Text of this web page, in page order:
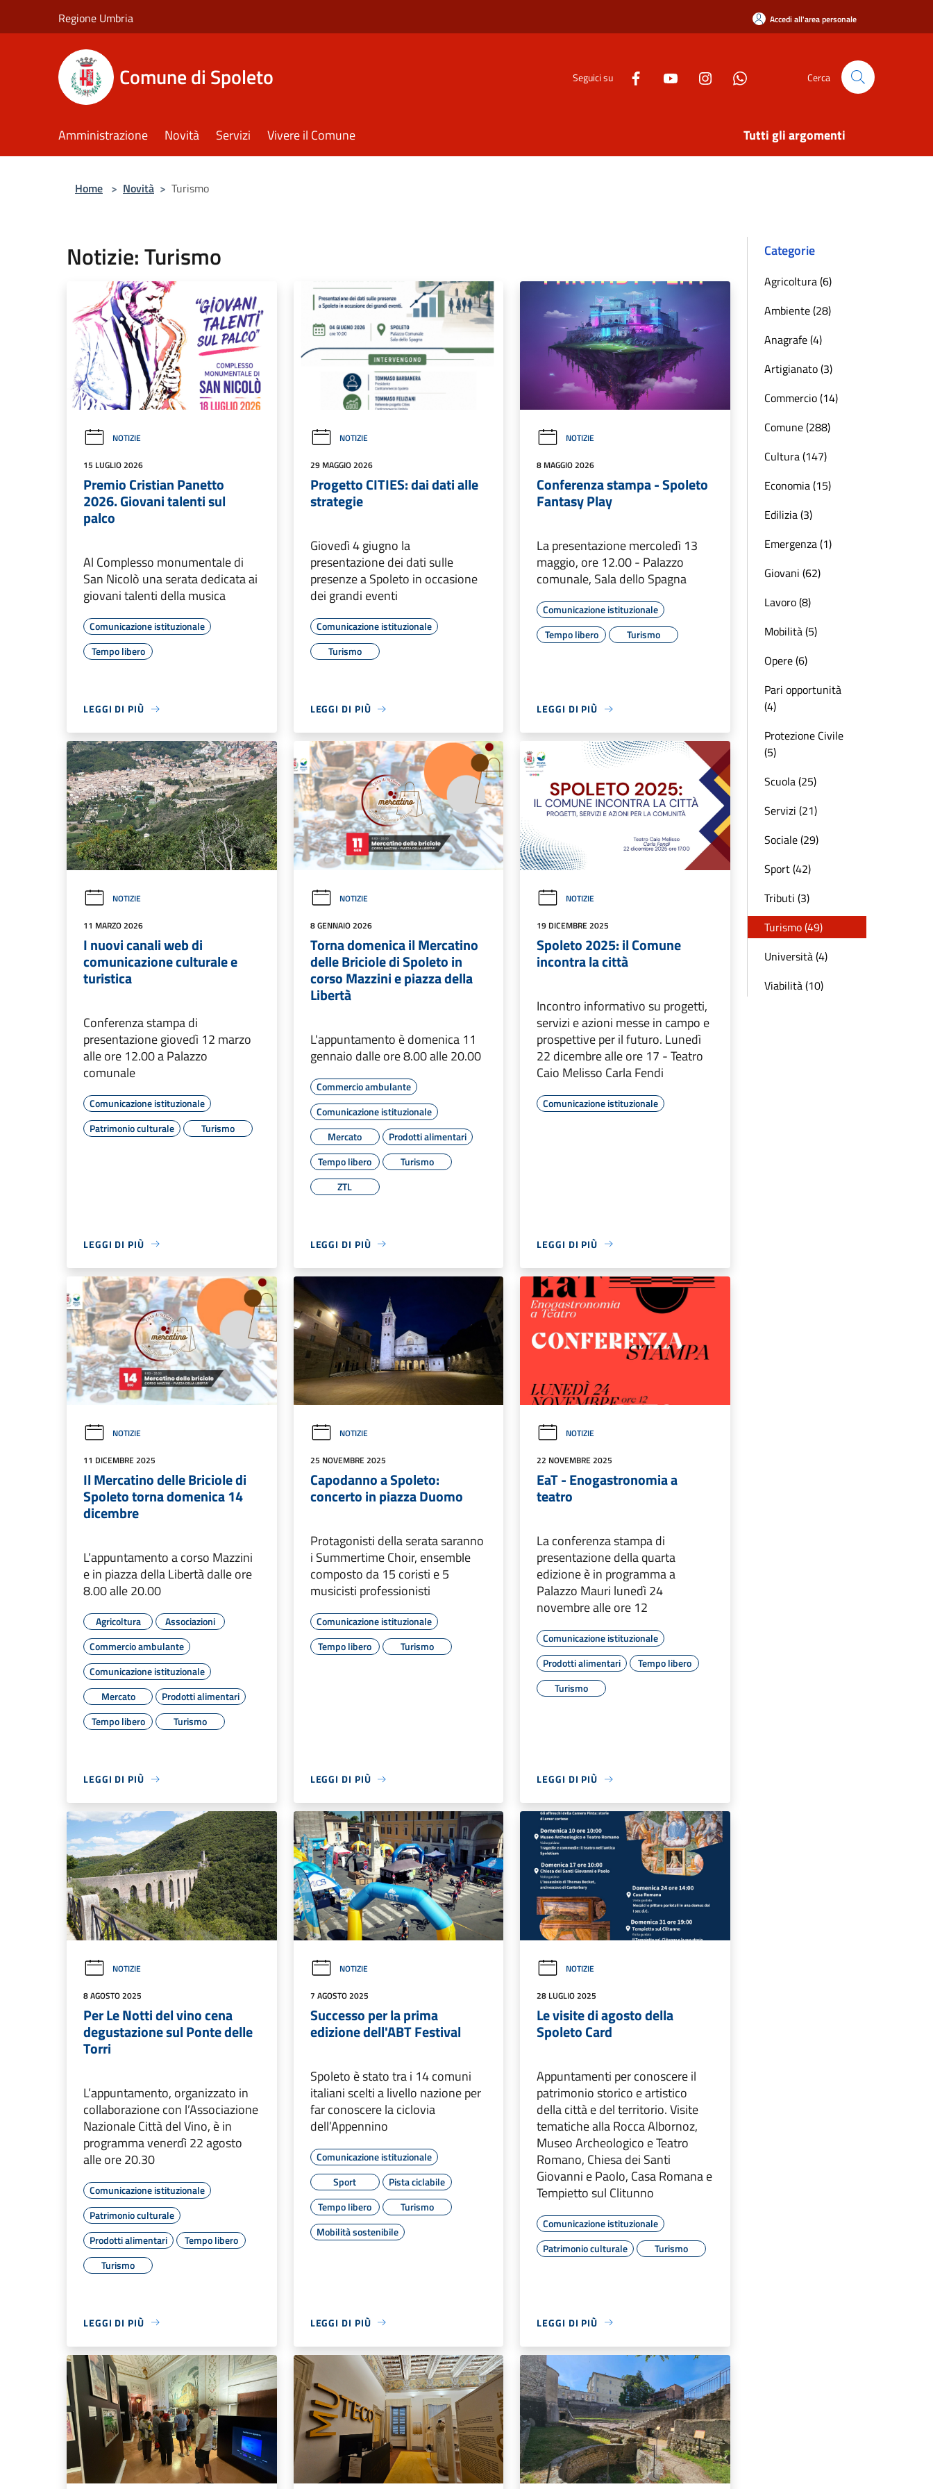
Regione Umbria Accedi all'area personale
Comune di Spoleto Seguici su Cerca
Amministrazione Novità Servizi Vivere il Comune Tutti gli argomenti
Home > Novità > Turismo
Notizie: Turismo
NOTIZIE
15 LUGLIO 2026
Premio Cristian Panetto
2026. Giovani talenti sul
palco
Al Complesso monumentale di
San Nicolò una serata dedicata ai
giovani talenti della musica
Comunicazione istituzionale
Tempo libero
LEGGI DI PIÙ
NOTIZIE
29 MAGGIO 2026
Progetto CITIES: dai dati alle
strategie
Giovedì 4 giugno la
presentazione dei dati sulle
presenze a Spoleto in occasione
dei grandi eventi
Comunicazione istituzionale
Turismo
LEGGI DI PIÙ
NOTIZIE
8 MAGGIO 2026
Conferenza stampa - Spoleto
Fantasy Play
La presentazione mercoledì 13
maggio, ore 12.00 - Palazzo
comunale, Sala dello Spagna
Comunicazione istituzionale
Tempo libero
Turismo
LEGGI DI PIÙ
NOTIZIE
11 MARZO 2026
I nuovi canali web di
comunicazione culturale e
turistica
Conferenza stampa di
presentazione giovedì 12 marzo
alle ore 12.00 a Palazzo
comunale
Comunicazione istituzionale
Patrimonio culturale
Turismo
LEGGI DI PIÙ
NOTIZIE
8 GENNAIO 2026
Torna domenica il Mercatino
delle Briciole di Spoleto in
corso Mazzini e piazza della
Libertà
L'appuntamento è domenica 11
gennaio dalle ore 8.00 alle 20.00
Commercio ambulante
Comunicazione istituzionale
Mercato
Prodotti alimentari
Tempo libero
Turismo
ZTL
LEGGI DI PIÙ
NOTIZIE
19 DICEMBRE 2025
Spoleto 2025: il Comune
incontra la città
Incontro informativo su progetti,
servizi e azioni messe in campo e
prospettive per il futuro. Lunedì
22 dicembre alle ore 17 - Teatro
Caio Melisso Carla Fendi
Comunicazione istituzionale
LEGGI DI PIÙ
NOTIZIE
11 DICEMBRE 2025
Il Mercatino delle Briciole di
Spoleto torna domenica 14
dicembre
L’appuntamento a corso Mazzini
e in piazza della Libertà dalle ore
8.00 alle 20.00
Agricoltura
Associazioni
Commercio ambulante
Comunicazione istituzionale
Mercato
Prodotti alimentari
Tempo libero
Turismo
LEGGI DI PIÙ
NOTIZIE
25 NOVEMBRE 2025
Capodanno a Spoleto:
concerto in piazza Duomo
Protagonisti della serata saranno
i Summertime Choir, ensemble
composto da 15 coristi e 5
musicisti professionisti
Comunicazione istituzionale
Tempo libero
Turismo
LEGGI DI PIÙ
NOTIZIE
22 NOVEMBRE 2025
EaT - Enogastronomia a
teatro
La conferenza stampa di
presentazione della quarta
edizione è in programma a
Palazzo Mauri lunedì 24
novembre alle ore 12
Comunicazione istituzionale
Prodotti alimentari
Tempo libero
Turismo
LEGGI DI PIÙ
NOTIZIE
8 AGOSTO 2025
Per Le Notti del vino cena
degustazione sul Ponte delle
Torri
L’appuntamento, organizzato in
collaborazione con l’Associazione
Nazionale Città del Vino, è in
programma venerdì 22 agosto
alle ore 20.30
Comunicazione istituzionale
Patrimonio culturale
Prodotti alimentari
Tempo libero
Turismo
LEGGI DI PIÙ
NOTIZIE
7 AGOSTO 2025
Successo per la prima
edizione dell'ABT Festival
Spoleto è stato tra i 14 comuni
italiani scelti a livello nazione per
far conoscere la ciclovia
dell’Appennino
Comunicazione istituzionale
Sport
Pista ciclabile
Tempo libero
Turismo
Mobilità sostenibile
LEGGI DI PIÙ
NOTIZIE
28 LUGLIO 2025
Le visite di agosto della
Spoleto Card
Appuntamenti per conoscere il
patrimonio storico e artistico
della città e del territorio. Visite
tematiche alla Rocca Albornoz,
Museo Archeologico e Teatro
Romano, Chiesa dei Santi
Giovanni e Paolo, Casa Romana e
Tempietto sul Clitunno
Comunicazione istituzionale
Patrimonio culturale
Turismo
LEGGI DI PIÙ
Categorie
Agricoltura (6)
Ambiente (28)
Anagrafe (4)
Artigianato (3)
Commercio (14)
Comune (288)
Cultura (147)
Economia (15)
Edilizia (3)
Emergenza (1)
Giovani (62)
Lavoro (8)
Mobilità (5)
Opere (6)
Pari opportunità
(4)
Protezione Civile
(5)
Scuola (25)
Servizi (21)
Sociale (29)
Sport (42)
Tributi (3)
Turismo (49)
Università (4)
Viabilità (10)